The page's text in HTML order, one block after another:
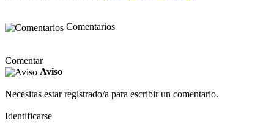
Comentarios
Comentar
Aviso
Necesitas estar registrado/a para escribir un comentario.
Identificarse